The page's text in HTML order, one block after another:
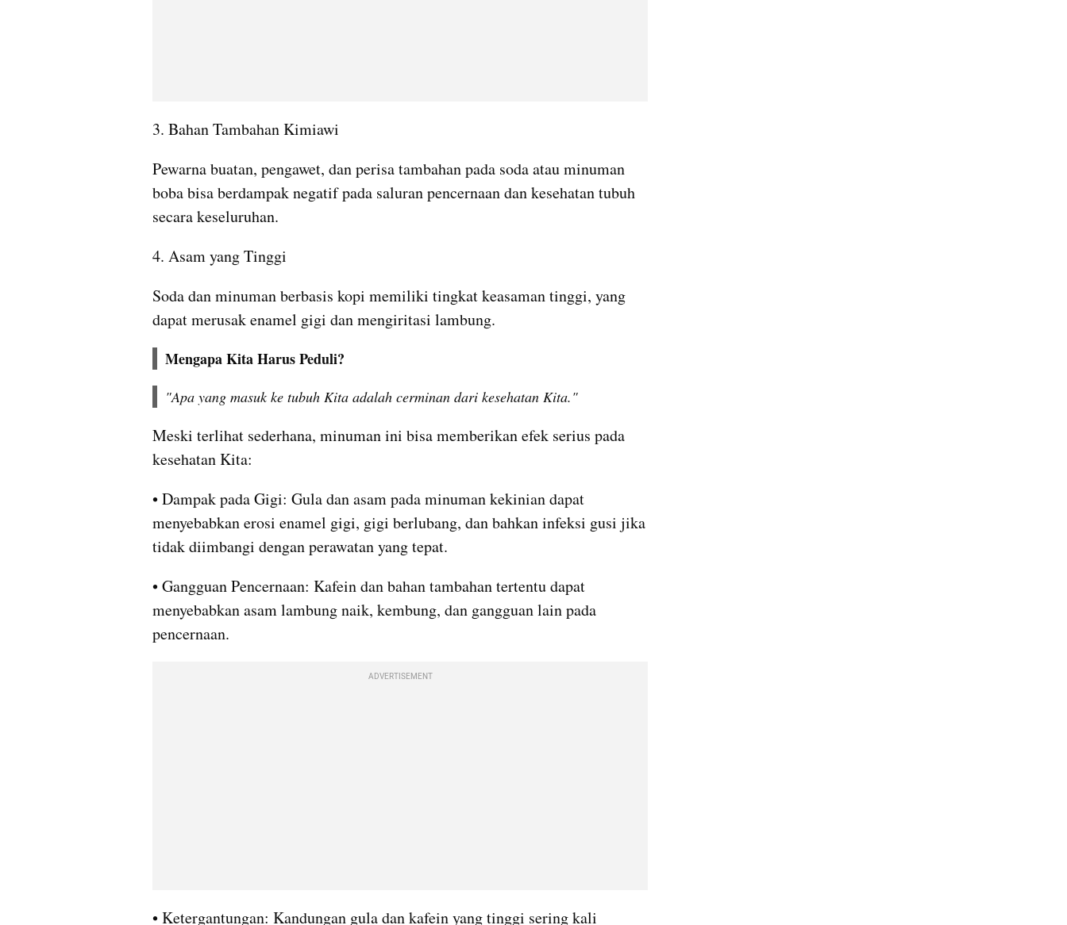
3. Bahan Tambahan Kimiawi
Pewarna buatan, pengawet, dan perisa tambahan pada soda atau minuman
boba bisa berdampak negatif pada saluran pencernaan dan kesehatan tubuh
secara keseluruhan.
4. Asam yang Tinggi
Soda dan minuman berbasis kopi memiliki tingkat keasaman tinggi, yang
dapat merusak enamel gigi dan mengiritasi lambung.
Mengapa Kita Harus Peduli?
"Apa yang masuk ke tubuh Kita adalah cerminan dari kesehatan Kita."
Meski terlihat sederhana, minuman ini bisa memberikan efek serius pada
kesehatan Kita:
• Dampak pada Gigi: Gula dan asam pada minuman kekinian dapat
menyebabkan erosi enamel gigi, gigi berlubang, dan bahkan infeksi gusi jika
tidak diimbangi dengan perawatan yang tepat.
• Gangguan Pencernaan: Kafein dan bahan tambahan tertentu dapat
menyebabkan asam lambung naik, kembung, dan gangguan lain pada
pencernaan.
ADVERTISEMENT
• Ketergantungan: Kandungan gula dan kafein yang tinggi sering kali